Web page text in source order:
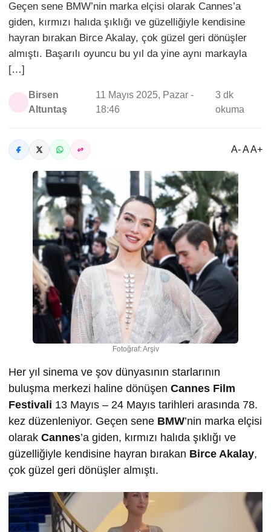
Geçen sene BMW’nin marka elçisi olarak Cannes’a
giden, kırmızı halıda şıklığı ve güzelliğiyle kendisine
hayran bırakan Birce Akalay, çok güzel geri dönüşler
almıştı. Başarılı oyuncu bu yıl da yine aynı markayla
[…]
Birsen
Altuntaş
11 Mayıs 2025, Pazar -
18:46
3 dk
okuma
A- A A+
Fotoğraf: Arşiv
Her yıl sinema ve şov dünyasının starlarının
buluşma merkezi haline dönüşen Cannes Film
Festivali 13 Mayıs – 24 Mayıs tarihleri arasında 78.
kez düzenleniyor. Geçen sene BMW’nin marka elçisi
olarak Cannes’a giden, kırmızı halıda şıklığı ve
güzelliğiyle kendisine hayran bırakan Birce Akalay,
çok güzel geri dönüşler almıştı.
Video
oynatıcı